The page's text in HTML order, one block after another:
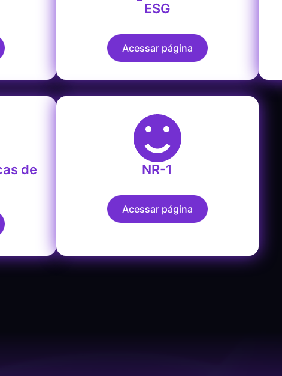
ESG
Acessar página
de
NR-1
Acessar página